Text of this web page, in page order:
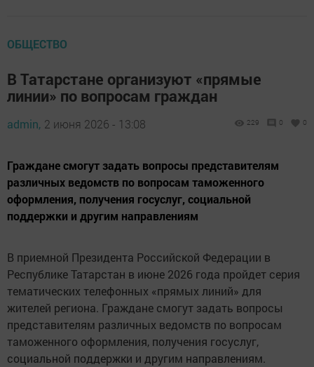
ОБЩЕСТВО
В Татарстане организуют «прямые
линии» по вопросам граждан
admin, 2 июня 2026 - 13:08 229 0 0
Граждане смогут задать вопросы представителям
различных ведомств по вопросам таможенного
оформления, получения госуслуг, социальной
поддержки и другим направлениям
В приемной Президента Российской Федерации в
Республике Татарстан в июне 2026 года пройдет серия
тематических телефонных «прямых линий» для
жителей региона. Граждане смогут задать вопросы
представителям различных ведомств по вопросам
таможенного оформления, получения госуслуг,
социальной поддержки и другим направлениям.